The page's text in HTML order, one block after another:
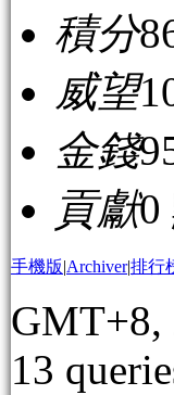
積分
威望
金錢
貢獻0
手機版|Archiver|排行
GMT+8,
13